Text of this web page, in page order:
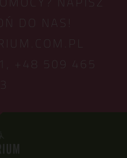
DO NAS!
+48 509 465